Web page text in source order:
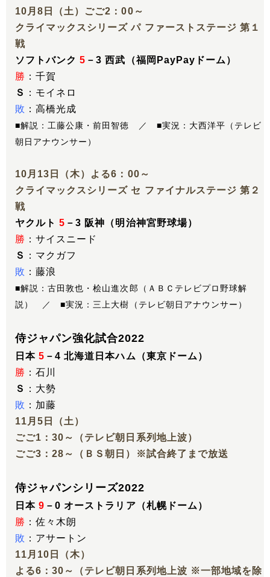
10月8日（土）ごご2：00～
クライマックスシリーズ パ ファーストステージ 第１
戦
ソフトバンク5 －3 西武（福岡PayPayドーム）
勝 ：千賀
Ｓ
：モイネロ
敗 ：高橋光成
■解説：工藤公康・前田智徳 ／ ■実況：大西洋平（テレビ
朝日アナウンサー）
10月13日（木）よる6：00～
クライマックスシリーズ セ ファイナルステージ 第２
戦
ヤクルト5 －3 阪神（明治神宮野球場）
勝 ：サイスニード
Ｓ
：マクガフ
敗 ：藤浪
■解説：古田敦也・桧山進次郎（ＡＢＣテレビプロ野球解
説） ／ ■実況：三上大樹（テレビ朝日アナウンサー）
侍ジャパン強化試合2022
日本5 －4 北海道日本ハム（東京ドーム）
勝 ：石川
Ｓ
：大勢
敗 ：加藤
11月5日（土）
ごご1：30～（テレビ朝日系列地上波）
ごご3：28～（ＢＳ朝日）※試合終了まで放送
侍ジャパンシリーズ2022
日本9 －0 オーストラリア（札幌ドーム）
勝 ：佐々木朗
敗 ：アサートン
11月10日（木）
よる6：30～（テレビ朝日系列地上波 ※一部地域を除